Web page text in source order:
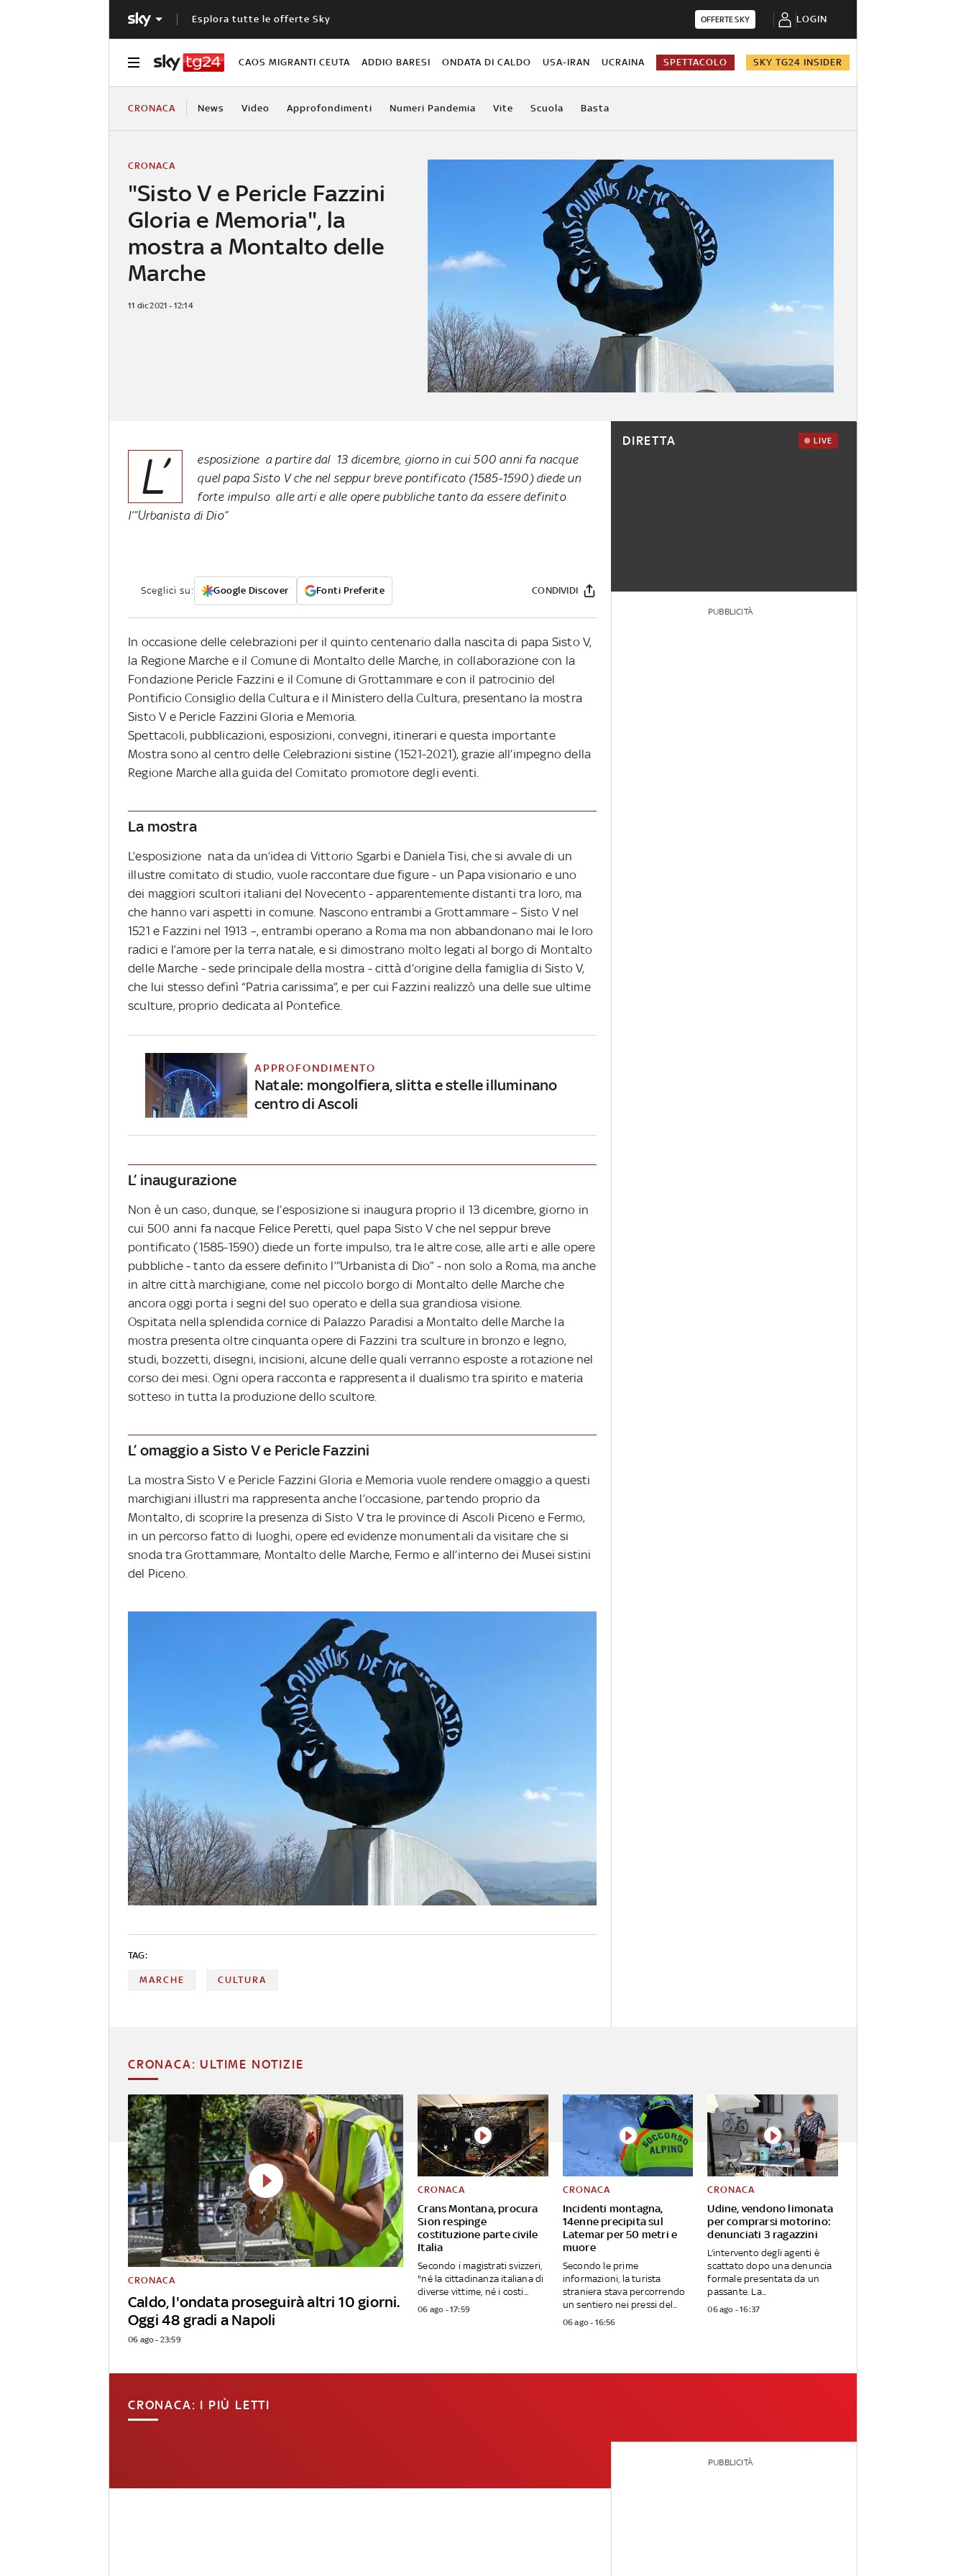
Esplora tutte le offerte Sky OFFERTE SKY LOGIN
CAOS MIGRANTI CEUTA ADDIO BARESI ONDATA DI CALDO USA-IRAN UCRAINA SPETTACOLO SKY TG24 INSIDER
CRONACA News Video Approfondimenti Numeri Pandemia Vite Scuola Basta
"Sisto V e Pericle Fazzini
Gloria e Memoria", la
mostra a Montalto delle
Marche
CRONACA
11 dic 2021 - 12:14
L’
esposizione a partire dal 13 dicembre, giorno in cui 500 anni fa nacque
quel papa Sisto V che nel seppur breve pontificato (1585-1590) diede un
forte impulso alle arti e alle opere pubbliche tanto da essere definito
l’”Urbanista di Dio”
Sceglici su: Google Discover Fonti Preferite CONDIVIDI
In occasione delle celebrazioni per il quinto centenario dalla nascita di papa Sisto V,
la Regione Marche e il Comune di Montalto delle Marche, in collaborazione con la
Fondazione Pericle Fazzini e il Comune di Grottammare e con il patrocinio del
Pontificio Consiglio della Cultura e il Ministero della Cultura, presentano la mostra
Sisto V e Pericle Fazzini Gloria e Memoria.
Spettacoli, pubblicazioni, esposizioni, convegni, itinerari e questa importante
Mostra sono al centro delle Celebrazioni sistine (1521-2021), grazie all’impegno della
Regione Marche alla guida del Comitato promotore degli eventi.
La mostra
L’esposizione nata da un’idea di Vittorio Sgarbi e Daniela Tisi, che si avvale di un
illustre comitato di studio, vuole raccontare due figure - un Papa visionario e uno
dei maggiori scultori italiani del Novecento - apparentemente distanti tra loro, ma
che hanno vari aspetti in comune. Nascono entrambi a Grottammare – Sisto V nel
1521 e Fazzini nel 1913 –, entrambi operano a Roma ma non abbandonano mai le loro
radici e l’amore per la terra natale, e si dimostrano molto legati al borgo di Montalto
delle Marche - sede principale della mostra - città d’origine della famiglia di Sisto V,
che lui stesso definì “Patria carissima”, e per cui Fazzini realizzò una delle sue ultime
sculture, proprio dedicata al Pontefice.
APPROFONDIMENTO
Natale: mongolfiera, slitta e stelle illuminano
centro di Ascoli
L’ inaugurazione
Non è un caso, dunque, se l’esposizione si inaugura proprio il 13 dicembre, giorno in
cui 500 anni fa nacque Felice Peretti, quel papa Sisto V che nel seppur breve
pontificato (1585-1590) diede un forte impulso, tra le altre cose, alle arti e alle opere
pubbliche - tanto da essere definito l’”Urbanista di Dio” - non solo a Roma, ma anche
in altre città marchigiane, come nel piccolo borgo di Montalto delle Marche che
ancora oggi porta i segni del suo operato e della sua grandiosa visione.
Ospitata nella splendida cornice di Palazzo Paradisi a Montalto delle Marche la
mostra presenta oltre cinquanta opere di Fazzini tra sculture in bronzo e legno,
studi, bozzetti, disegni, incisioni, alcune delle quali verranno esposte a rotazione nel
corso dei mesi. Ogni opera racconta e rappresenta il dualismo tra spirito e materia
sotteso in tutta la produzione dello scultore.
L’ omaggio a Sisto V e Pericle Fazzini
La mostra Sisto V e Pericle Fazzini Gloria e Memoria vuole rendere omaggio a questi
marchigiani illustri ma rappresenta anche l’occasione, partendo proprio da
Montalto, di scoprire la presenza di Sisto V tra le province di Ascoli Piceno e Fermo,
in un percorso fatto di luoghi, opere ed evidenze monumentali da visitare che si
snoda tra Grottammare, Montalto delle Marche, Fermo e all’interno dei Musei sistini
del Piceno.
TAG:
MARCHE CULTURA
DIRETTA LIVE
PUBBLICITÀ
CRONACA: ULTIME NOTIZIE
Caldo, l'ondata proseguirà altri 10 giorni.
Oggi 48 gradi a Napoli
CRONACA
06 ago - 23:59
Crans Montana, procura
Sion respinge
costituzione parte civile
Italia
CRONACA
Secondo i magistrati svizzeri,
"né la cittadinanza italiana di
diverse vittime, né i costi...
06 ago - 17:59
Incidenti montagna,
14enne precipita sul
Latemar per 50 metri e
muore
CRONACA
Secondo le prime
informazioni, la turista
straniera stava percorrendo
un sentiero nei pressi del...
06 ago - 16:56
Udine, vendono limonata
per comprarsi motorino:
denunciati 3 ragazzini
CRONACA
L’intervento degli agenti è
scattato dopo una denuncia
formale presentata da un
passante. La...
06 ago - 16:37
CRONACA: I PIÙ LETTI
PUBBLICITÀ